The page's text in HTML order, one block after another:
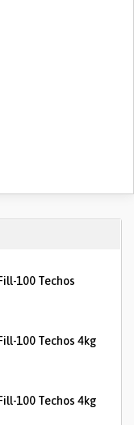
100 Techos
100 Techos 4kg
100 Techos 4kg